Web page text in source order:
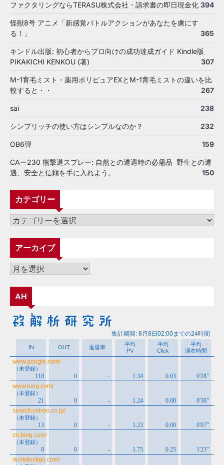
ファクタリングならTERASU株式会社・請求書の即日現金化 394
怪獣8号 アニメ「新感覚バトルアクションがあなたを虜にす
る！」
365
キンドル出版: 初心者からプロ向けの成功達成ガイド Kindle版
PIKAKICHI KENKOU (著)
307
M-1育毛ミスト・薬用ポリピュアEXとM-1育毛ミストの違いを比
較すると・・
267
sai 238
シンプリッチの使い方はシンプルなのか？ 232
OB6弾 159
CAー230 熊撃退スプレー: 自然との遭遇時の必需品 野生との遭
遇、安全と信頼を手に入れよう。
150
カテゴリー
カ
ゴ
リ
ー
アーカイブ
ア
カ
イ
ブ
AH